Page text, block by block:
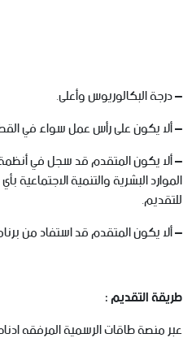
– درجة البكالوريوس وأعلى.
– ألا يكون على رأس عمل سواء في
– ألا يكون المتقدم قد سجل في أنظمة
للتقديم.
– ألا يكون المتقدم قد استفاد من
طريقة التقديم :
عبر منصة طاقات الرسمية المرفقه